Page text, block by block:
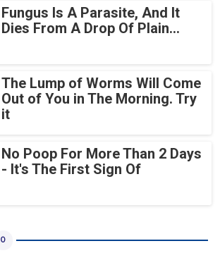
Fungus Is A Parasite, And It
Dies From A Drop Of Plain...
The Lump of Worms Will Come
Out of You in The Morning. Try
it
No Poop For More Than 2 Days
- It's The First Sign Of
0